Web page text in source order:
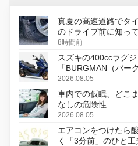
真夏の高速道路でタ
のドライブ前に知っ
8時間前
スズキの400ccラグ
「BURGMAN（バー
変更し、8月18日に発
2026.08.05
車内での仮眠、どこ
なしの危険性
2026.08.05
エアコンをつけたら
く「3分前」のひと